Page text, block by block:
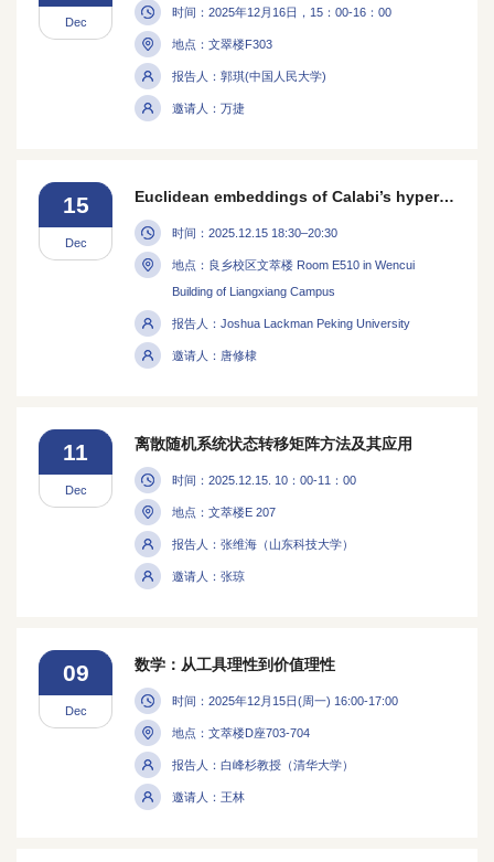
Dec
时间：2025年12月16日，15：00-16：00
地点：文翠楼F303
报告人：郭琪(中国人民大学)
邀请人：万捷
15
Dec
Euclidean embeddings of Calabi’s hyperkahler metrics and a generalization to rings with involution
时间：2025.12.15 18:30–20:30
地点：良乡校区文萃楼 Room E510 in Wencui
Building of Liangxiang Campus
报告人：Joshua Lackman Peking University
邀请人：唐修棣
11
Dec
离散随机系统状态转移矩阵方法及其应用
时间：2025.12.15. 10：00-11：00
地点：文萃楼E 207
报告人：张维海（山东科技大学）
邀请人：张琼
09
Dec
数学：从工具理性到价值理性
时间：2025年12月15日(周一) 16:00-17:00
地点：文萃楼D座703-704
报告人：白峰杉教授（清华大学）
邀请人：王林